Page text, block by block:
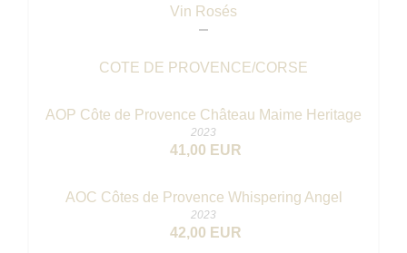
Vin Rosés
COTE DE PROVENCE/CORSE
AOP Côte de Provence Château Maime Heritage
2023
41,00 EUR
AOC Côtes de Provence Whispering Angel
2023
42,00 EUR